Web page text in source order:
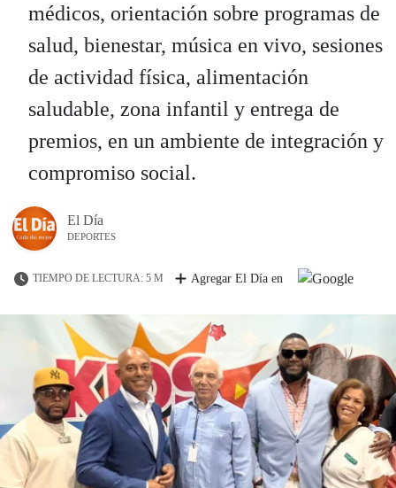
médicos, orientación sobre programas de
salud, bienestar, música en vivo, sesiones
de actividad física, alimentación
saludable, zona infantil y entrega de
premios, en un ambiente de integración y
compromiso social.
El Día
DEPORTES
TIEMPO DE LECTURA: 5 M Agregar El Día en